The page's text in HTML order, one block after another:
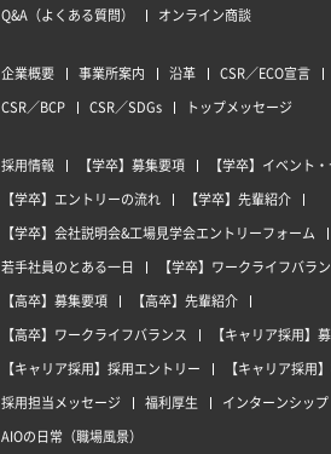
Q&A（よくある質問）
オンライン商談
企業概要 事業所案内 沿革 CSR／ECO宣言
CSR／BCP
CSR／SDGs トップメッセージ
採用情報 【学卒】募集要項
【学卒】イベント
【学卒】エントリーの流れ
【学卒】先輩紹介
【学卒】会社説明会&工場見学会エントリーフォーム
若手社員のとある一日
【学卒】ワークライフバラ
【高卒】募集要項
【高卒】先輩紹介
【高卒】ワークライフバランス
【キャリア採用】
【キャリア採用】採用エントリー
【キャリア採用
採用担当メッセージ
福利厚生
インターンシップ
AIOの日常（職場風景）